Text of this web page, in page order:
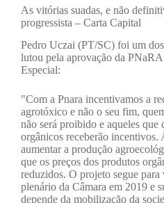
As vitórias suadas, e não
progressista – Carta Capital
Pedro Uczai (PT/SC) foi um
lutou pela aprovação da
Especial:
"Com a Pnara incentivamos a
agrotóxico e não o seu fim,
não será proibido e aqueles que
orgânicos receberão incentivos.
aumentar a produção
que os preços dos produtos
reduzidos. O projeto segue para
plenário da Câmara em 2019 e
depende da mobilização da